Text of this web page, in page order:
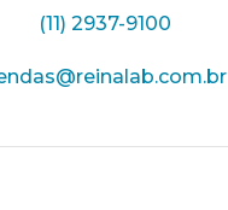
(11) 2937-9100